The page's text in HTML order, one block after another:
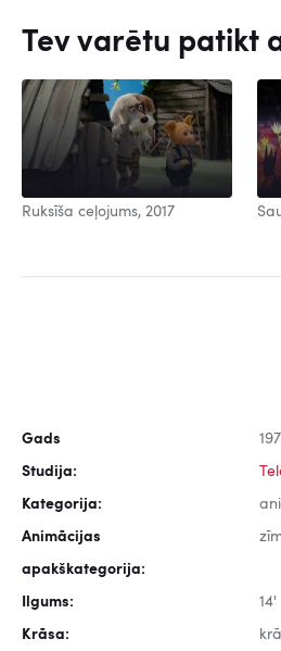
Tev varētu patikt
Ruksīša ceļojums, 2017
Gads
Studija:
Kategorija:
Animācijas
apakškategorija:
Ilgums: 14'
Krāsa: